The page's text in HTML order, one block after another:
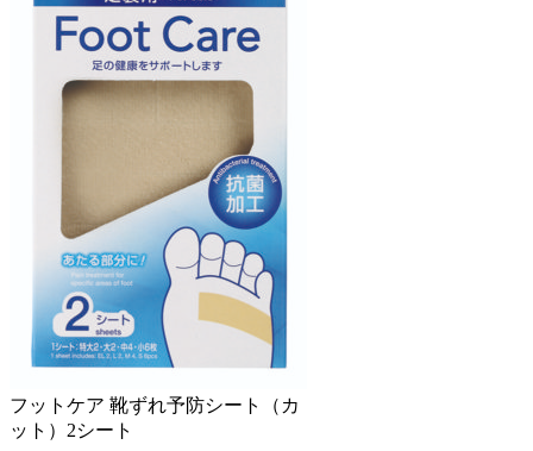
フットケア 靴ずれ予防シート（カ
ット）2シート